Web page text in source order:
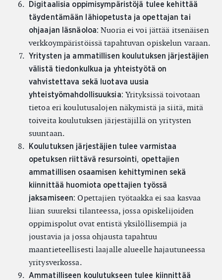
Digitaalisia oppimisympäristöjä tulee kehittää
täydentämään lähiopetusta ja opettajan tai
ohjaajan läsnäoloa:Nuoria ei voi jättää itsenäisen
verkkoympäristöissä tapahtuvan opiskelun varaan.
Yritysten ja ammatillisen koulutuksen järjestäjien
välistä tiedonkulkua ja yhteistyötä on
vahvistettava sekä luotava uusia
yhteistyömahdollisuuksia: Yrityksissä toivotaan
tietoa eri koulutusalojen näkymistä ja siitä, mitä
toiveita koulutuksen järjestäjillä on yritysten
suuntaan.
Koulutuksen järjestäjien tulee varmistaa
opetuksen riittävä resursointi, opettajien
ammatillisen osaamisen kehittyminen sekä
kiinnittää huomiota opettajien työssä
jaksamiseen:Opettajien työtaakka ei saa kasvaa
liian suureksi tilanteessa, jossa opiskelijoiden
oppimispolut ovat entistä yksilöllisempiä ja
joustavia ja jossa ohjausta tapahtuu
maantieteellisesti laajalle alueelle hajautuneessa
yritysverkossa.
Ammatilliseen koulutukseen tulee kiinnittää